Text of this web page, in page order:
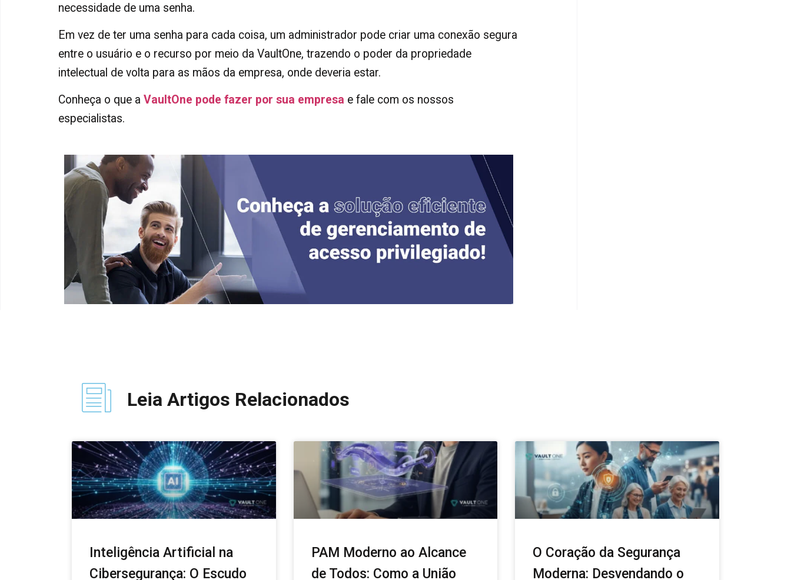
necessidade de uma senha.
Em vez de ter uma senha para cada coisa, um administrador pode criar uma conexão segura
entre o usuário e o recurso por meio da VaultOne, trazendo o poder da propriedade
intelectual de volta para as mãos da empresa, onde deveria estar.
Conheça o que a VaultOne pode fazer por sua empresa e fale com os nossos
especialistas.
Leia Artigos Relacionados
Inteligência Artificial na
Cibersegurança: O Escudo
PAM Moderno ao Alcance
de Todos: Como a União
O Coração da Segurança
Moderna: Desvendando o